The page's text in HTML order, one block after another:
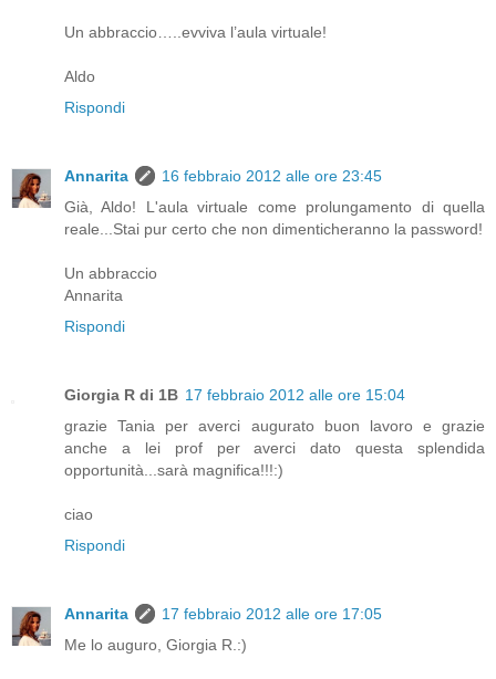
Un abbraccio…..evviva l’aula virtuale!
Aldo
Rispondi
Annarita
16 febbraio 2012 alle ore 23:45
Già, Aldo! L'aula virtuale come prolungamento di quella
reale...Stai pur certo che non dimenticheranno la password!
Un abbraccio
Annarita
Rispondi
Giorgia R di 1B 17 febbraio 2012 alle ore 15:04
grazie Tania per averci augurato buon lavoro e grazie
anche a lei prof per averci dato questa splendida
opportunità...sarà magnifica!!!:)
ciao
Rispondi
Annarita
17 febbraio 2012 alle ore 17:05
Me lo auguro, Giorgia R.:)